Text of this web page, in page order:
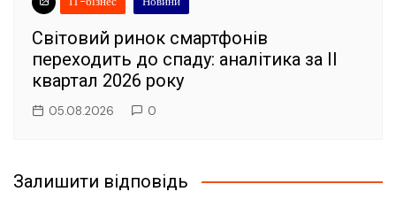
Світовий ринок смартфонів
переходить до спаду: аналітика за II
квартал 2026 року
05.08.2026 0
Залишити відповідь